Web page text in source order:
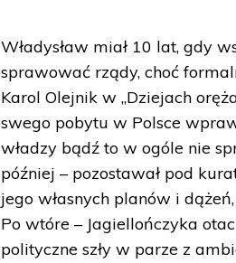
Władysław miał 10 lat, gdy
sprawować rządy, choć
Karol Olejnik w „Dziejach
swego pobytu w Polsce
władzy bądź to w ogóle nie
później – pozostawał pod
jego własnych planów i
Po wtóre – Jagiellończyka
polityczne szły w parze z